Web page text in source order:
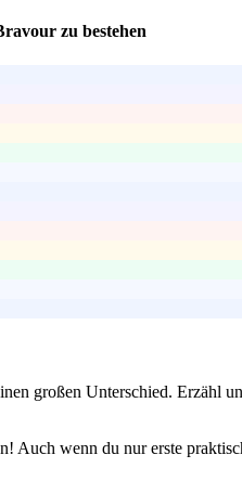
zu bestehen
großen Unterschied. Erzähl
Auch wenn du nur erste